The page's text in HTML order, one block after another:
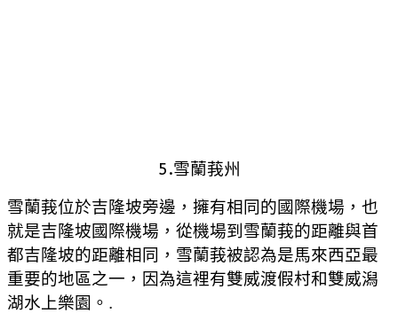
5.雪蘭莪州
雪蘭莪位於吉隆坡旁邊，擁有相同的國際機場，也
就是吉隆坡國際機場，從機場到雪蘭莪的距離與首
都吉隆坡的距離相同，雪蘭莪被認為是馬來西亞最
重要的地區之一，因為這裡有雙威渡假村和雙威潟
湖水上樂園。.